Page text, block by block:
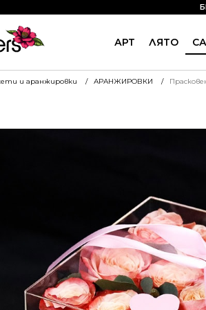
АРТ ЛЯТО
и аранжировки АРАНЖИРОВКИ